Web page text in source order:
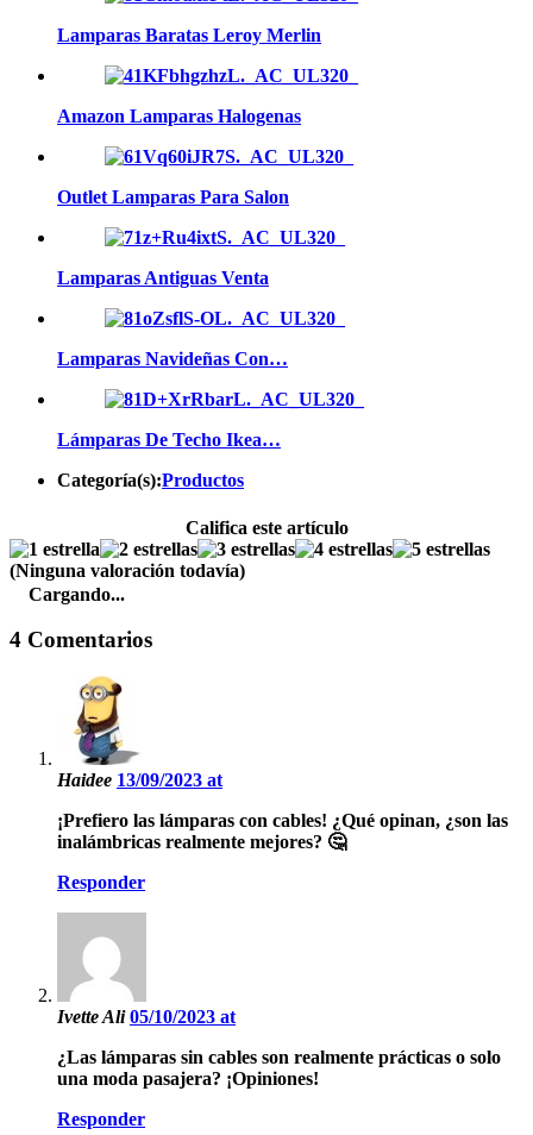
Lamparas Baratas Leroy Merlin
Amazon Lamparas Halogenas
Outlet Lamparas Para Salon
Lamparas Antiguas Venta
Lamparas Navideñas Con…
Lámparas De Techo Ikea…
Categoría(s):Productos
Califica este artículo
(Ninguna valoración todavía)
Cargando...
4 Comentarios
Haidee 13/09/2023 at
¡Prefiero las lámparas con cables! ¿Qué opinan, ¿son las
inalámbricas realmente mejores? 🤔
Responder
Ivette Ali05/10/2023 at
¿Las lámparas sin cables son realmente prácticas o solo
una moda pasajera? ¡Opiniones!
Responder